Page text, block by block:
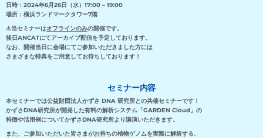
日時：2024年6月26日（水）17:00 – 19:00
場所：横浜ランドマークタワー7階
⚠当セミナーはオフラインのみの開催です。
後日ANCATにてアーカイブ配信を予定しております。
なお、開催当日に会場にてご参加いただきました方には
さまざまな特典をご用意してお待ちしております！
セミナー内容
本セミナーでは公益財団法人かずさ DNA 研究所との共催セミナーです！
かずさDNA研究所が開発した有料の解析システム「GARDEN Cloud」の
特徴や活用例についてかずさDNA研究所より講演いただきます。
また、ご参加いただいた皆さまがお持ちの植物ゲノムを実際に解析する、